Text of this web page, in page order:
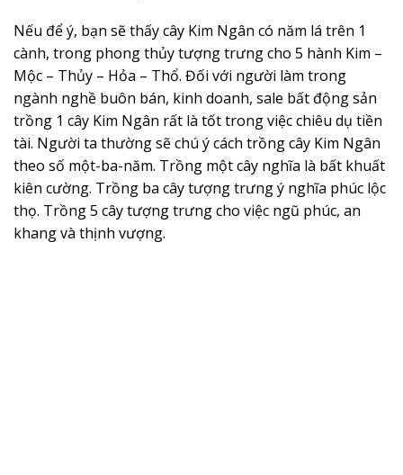
Nếu để ý, bạn sẽ thấy cây Kim Ngân có năm lá trên 1
cành, trong phong thủy tượng trưng cho 5 hành Kim –
Mộc – Thủy – Hỏa – Thổ. Đối với người làm trong
ngành nghề buôn bán, kinh doanh, sale bất động sản
trồng 1 cây Kim Ngân rất là tốt trong việc chiêu dụ tiền
tài. Người ta thường sẽ chú ý cách trồng cây Kim Ngân
theo số một-ba-năm. Trồng một cây nghĩa là bất khuất
kiên cường. Trồng ba cây tượng trưng ý nghĩa phúc lộc
thọ. Trồng 5 cây tượng trưng cho việc ngũ phúc, an
khang và thịnh vượng.